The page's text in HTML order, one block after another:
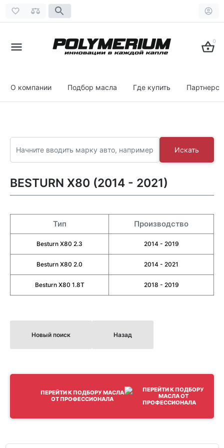
0
О компании Подбор масла Где купить
Искать
BESTURN X80 (2014 - 2021)
Тип Производство
Besturn X80 2.3 2014 - 2019
Besturn X80 2.0 2014 - 2021
Besturn X80 1.8Т 2018 - 2019
Новый поиск Назад
ПЕРЕЙТИ К ПОДБОРУ МАСЛА
ОТ ПРОФЕССИОНАЛА